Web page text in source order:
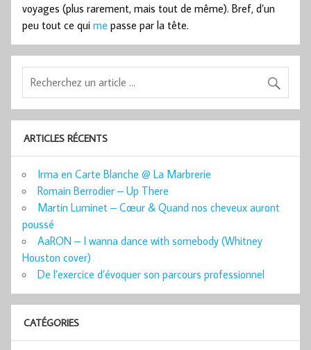
voyages (plus rarement, mais tout de même). Bref, d’un
peu tout ce qui me passe par la tête.
ARTICLES RÉCENTS
Irma en Carte Blanche @ La Marbrerie
Romain Berrodier – Up There
Martin Luminet – Cœur & Quand nos cheveux auront
poussé
AaRON – I wanna dance with somebody (Whitney
Houston cover)
De l’exercice d’évoquer son parcours professionnel
CATÉGORIES